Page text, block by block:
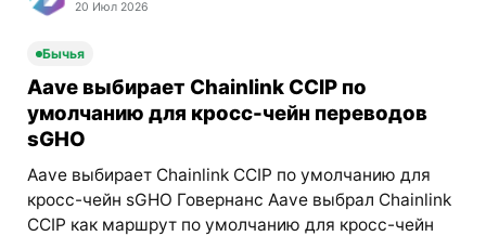
20 Июл 2026
Бычья
Aave выбирает Chainlink CCIP по
умолчанию для кросс-чейн переводов
sGHO
Aave выбирает Chainlink CCIP по умолчанию для
кросс-чейн sGHO Говернанс Aave выбрал Chainlink
CCIP как маршрут по умолчанию для кросс-чейн